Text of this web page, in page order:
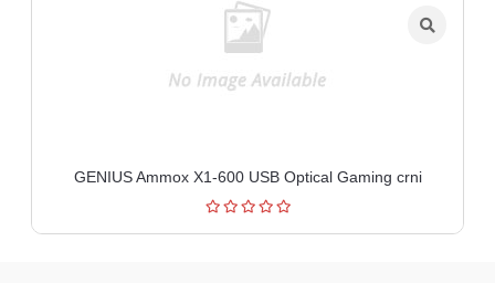
GENIUS Ammox X1-600 USB Optical Gaming crni